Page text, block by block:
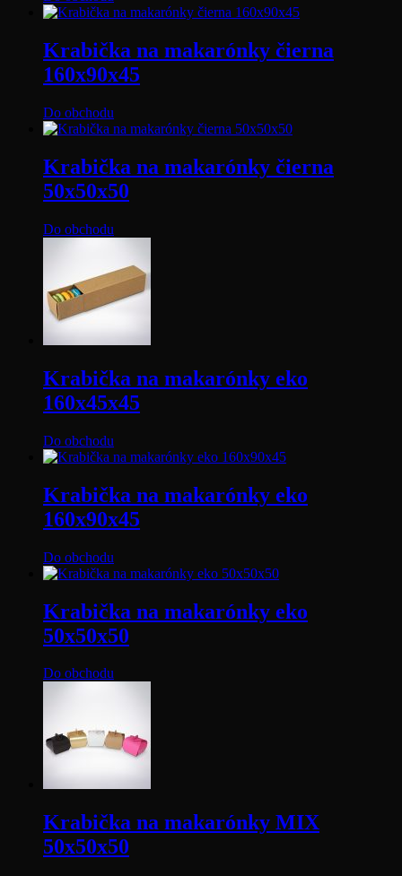
Krabička na makarónky čierna
160x90x45
Do obchodu
Krabička na makarónky čierna
50x50x50
Do obchodu
Krabička na makarónky eko
160x45x45
Do obchodu
Krabička na makarónky eko
160x90x45
Do obchodu
Krabička na makarónky eko
50x50x50
Do obchodu
Krabička na makarónky MIX
50x50x50